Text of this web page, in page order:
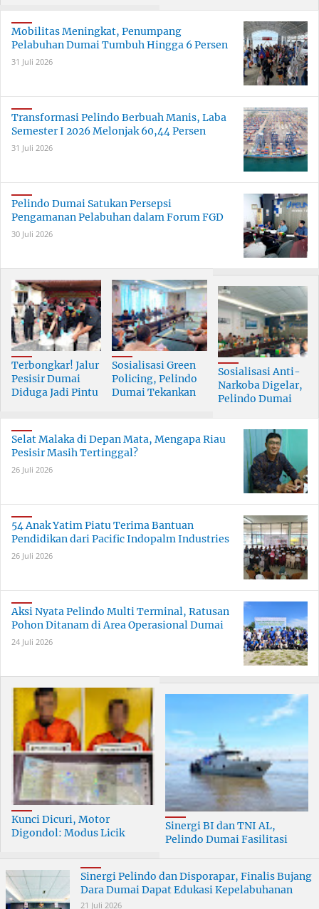
Dumai
Mobilitas Meningkat, Penumpang
Pelabuhan Dumai Tumbuh Hingga 6 Persen
31 Juli 2026
Transformasi Pelindo Berbuah Manis, Laba
Semester I 2026 Melonjak 60,44 Persen
31 Juli 2026
Pelindo Dumai Satukan Persepsi
Pengamanan Pelabuhan dalam Forum FGD
30 Juli 2026
Terbongkar! Jalur
Pesisir Dumai
Diduga Jadi Pintu
Skala Besar
Sosialisasi Green
Policing, Pelindo
Dumai Tekankan
Bersama
Sosialisasi Anti-
Narkoba Digelar,
Pelindo Dumai
Selat Malaka di Depan Mata, Mengapa Riau
Pesisir Masih Tertinggal?
26 Juli 2026
54 Anak Yatim Piatu Terima Bantuan
Pendidikan dari Pacific Indopalm Industries
26 Juli 2026
Aksi Nyata Pelindo Multi Terminal, Ratusan
Pohon Ditanam di Area Operasional Dumai
24 Juli 2026
Kunci Dicuri, Motor
Digondol: Modus Licik
Terungkap
Sinergi BI dan TNI AL,
Pelindo Dumai Fasilitasi
Sinergi Pelindo dan Disporapar, Finalis Bujang
Dara Dumai Dapat Edukasi Kepelabuhanan
21 Juli 2026